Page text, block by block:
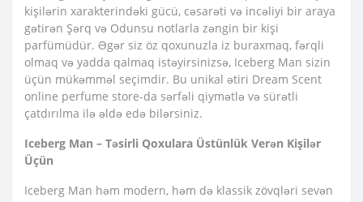
kişilərin xarakterindəki gücü, cəsarəti və incəliyi bir araya
gətirən Şərq və Odunsu notlarla zəngin bir kişi
parfümüdür. Əgər siz öz qoxunuzla iz buraxmaq, fərqli
olmaq və yadda qalmaq istəyirsinizsə, Iceberg Man sizin
üçün mükəmməl seçimdir. Bu unikal ətiri Dream Scent
online perfume store-da sərfəli qiymətlə və sürətli
çatdırılma ilə əldə edə bilərsiniz.
Iceberg Man – Təsirli Qoxulara Üstünlük Verən Kişilər
Üçün
Iceberg Man həm modern, həm də klassik zövqləri sevən